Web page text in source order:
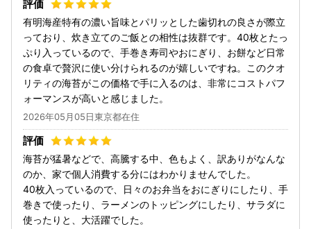
有明海産特有の濃い旨味とパリッとした歯切れの良さが際立
っており、炊き立てのご飯との相性は抜群です。40枚とたっ
ぷり入っているので、手巻き寿司やおにぎり、お餅など日常
の食卓で贅沢に使い分けられるのが嬉しいですね。このクオ
リティの海苔がこの価格で手に入るのは、非常にコストパフ
ォーマンスが高いと感じました。
2026年05月05日東京都在住
海苔が猛暑などで、高騰する中、色もよく、訳ありがなんな
のか、家で個人消費する分にはわかりませんでした。
40枚入っているので、日々のお弁当をおにぎりにしたり、手
巻きで使ったり、ラーメンのトッピングにしたり、サラダに
使ったりと、大活躍でした。